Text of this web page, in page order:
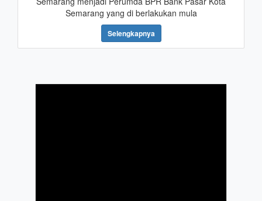
Semarang yang di berlakukan mula
Selengkapnya